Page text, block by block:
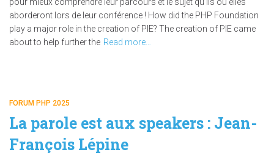
aborderont lors de leur conférence ! How did the PHP Foundation
play a major role in the creation of PIE? The creation of PIE came
about to help further the Read more…
FORUM PHP 2025
La parole est aux speakers : Jean-
François Lépine